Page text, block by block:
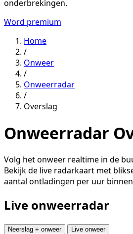
onderbrekingen.
Word premium
Home
/
Onweer
/
Onweerradar
/
Overslag
Onweerradar
Volg het onweer realtime in de
Bekijk de live radarkaart met
aantal ontladingen per uur
Live onweerradar
Neerslag + onweer Live onweer